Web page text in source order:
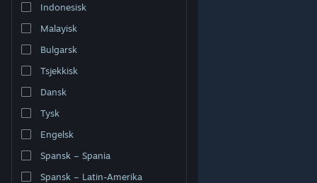
Indonesisk
Malayisk
Bulgarsk
Tsjekkisk
Dansk
Tysk
Engelsk
Spansk – Spania
Spansk – Latin-Amerika